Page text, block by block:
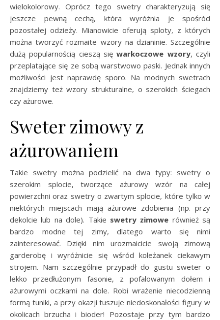
wielokolorowy. Oprócz tego swetry charakteryzują się
jeszcze pewną cechą, która wyróżnia je spośród
pozostałej odzieży. Mianowicie oferują sploty, z których
można tworzyć rozmaite wzory na dzianinie. Szczególnie
dużą popularnością cieszą sięwarkoczowe wzory, czyli
przeplatające się ze sobą warstwowo paski. Jednak innych
możliwości jest naprawdę sporo. Na modnych swetrach
znajdziemy też wzory strukturalne, o szerokich ściegach
czy ażurowe.
Sweter zimowy z
ażurowaniem
Takie swetry można podzielić na dwa typy: swetry o
szerokim splocie, tworzące ażurowy wzór na całej
powierzchni oraz swetry o zwartym splocie, które tylko w
niektórych miejscach mają ażurowe zdobienia (np. przy
dekolcie lub na dole). Takie swetry zimowe również są
bardzo modne tej zimy, dlatego warto się nimi
zainteresować. Dzięki nim urozmaicicie swoją zimową
garderobę i wyróżnicie się wśród koleżanek ciekawym
strojem. Nam szczególnie przypadł do gustu sweter o
lekko przedłużonym fasonie, z pofalowanym dołem i
ażurowymi oczkami na dole. Robi wrażenie niecodzienną
formą tuniki, a przy okazji tuszuje niedoskonałości figury w
okolicach brzucha i bioder! Pozostaje przy tym bardzo